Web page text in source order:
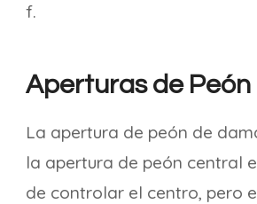
f.
Aperturas de Peón
La apertura de peón de
la apertura de peón central
de controlar el centro, pero